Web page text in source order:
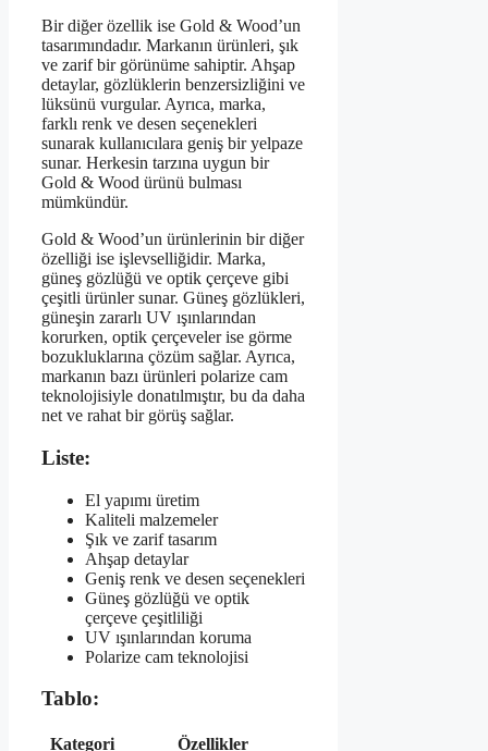
Bir diğer özellik ise Gold & Wood’un
tasarımındadır. Markanın ürünleri, şık
ve zarif bir görünüme sahiptir. Ahşap
detaylar, gözlüklerin benzersizliğini ve
lüksünü vurgular. Ayrıca, marka,
farklı renk ve desen seçenekleri
sunarak kullanıcılara geniş bir yelpaze
sunar. Herkesin tarzına uygun bir
Gold & Wood ürünü bulması
mümkündür.
Gold & Wood’un ürünlerinin bir diğer
özelliği ise işlevselliğidir. Marka,
güneş gözlüğü ve optik çerçeve gibi
çeşitli ürünler sunar. Güneş gözlükleri,
güneşin zararlı UV ışınlarından
korurken, optik çerçeveler ise görme
bozukluklarına çözüm sağlar. Ayrıca,
markanın bazı ürünleri polarize cam
teknolojisiyle donatılmıştır, bu da daha
net ve rahat bir görüş sağlar.
Liste:
El yapımı üretim
Kaliteli malzemeler
Şık ve zarif tasarım
Ahşap detaylar
Geniş renk ve desen seçenekleri
Güneş gözlüğü ve optik
çerçeve çeşitliliği
UV ışınlarından koruma
Polarize cam teknolojisi
Tablo:
Kategori Özellikler